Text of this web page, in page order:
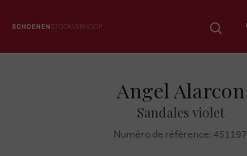
Angel Alarcon
Sandales violet
Numéro de réfèrence: 451197